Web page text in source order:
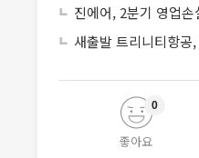
진에어, 2분기 영업
새출발 트리니티항
좋아요
0